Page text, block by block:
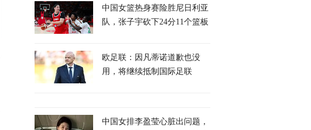
中国女篮热身赛险胜尼日利亚
队，张子宇砍下24分11个篮板
欧足联：因凡蒂诺道歉也没
用，将继续抵制国际足联
中国女排李盈莹心脏出问题，